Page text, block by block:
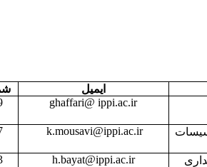
ایمیل
ghaffari@ ippi.ac.ir
k.mousavi@ippi.ac.ir
h.bayat@ippi.ac.ir